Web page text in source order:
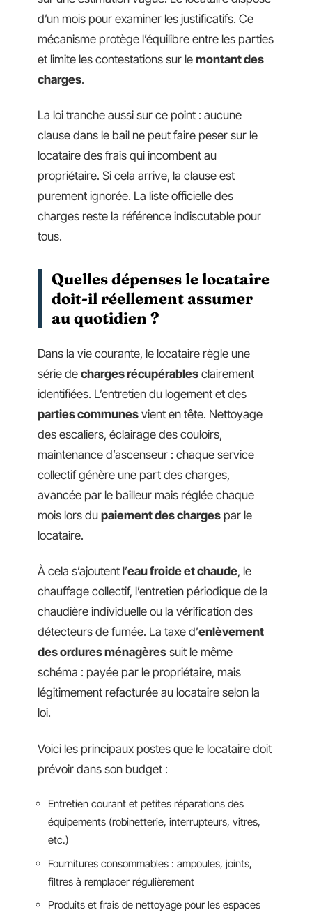
d’un mois pour examiner les justificatifs. Ce
mécanisme protège l’équilibre entre les parties
et limite les contestations sur le montant des
charges.
La loi tranche aussi sur ce point : aucune
clause dans le bail ne peut faire peser sur le
locataire des frais qui incombent au
propriétaire. Si cela arrive, la clause est
purement ignorée. La liste officielle des
charges reste la référence indiscutable pour
tous.
Quelles dépenses le locataire
doit-il réellement assumer
au quotidien ?
Dans la vie courante, le locataire règle une
série de charges récupérables clairement
identifiées. L’entretien du logement et des
parties communes vient en tête. Nettoyage
des escaliers, éclairage des couloirs,
maintenance d’ascenseur : chaque service
collectif génère une part des charges,
avancée par le bailleur mais réglée chaque
mois lors du paiement des charges par le
locataire.
À cela s’ajoutent l’eau froide et chaude, le
chauffage collectif, l’entretien périodique de la
chaudière individuelle ou la vérification des
détecteurs de fumée. La taxe d’enlèvement
des ordures ménagères suit le même
schéma : payée par le propriétaire, mais
légitimement refacturée au locataire selon la
loi.
Voici les principaux postes que le locataire doit
prévoir dans son budget :
Entretien courant et petites réparations des
équipements (robinetterie, interrupteurs, vitres,
etc.)
Fournitures consommables : ampoules, joints,
filtres à remplacer régulièrement
Produits et frais de nettoyage pour les espaces